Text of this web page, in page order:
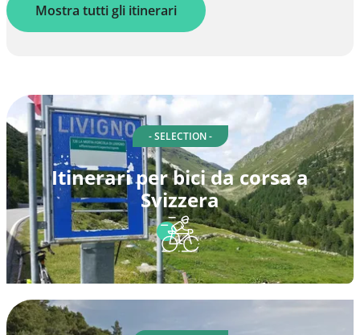
Mostra tutti gli itinerari
- SELECTION -
Itinerari per bici da corsa a
Svizzera